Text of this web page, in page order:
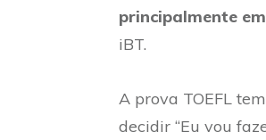
principalmente
iBT.
A prova TOEFL
decidir “Eu vou